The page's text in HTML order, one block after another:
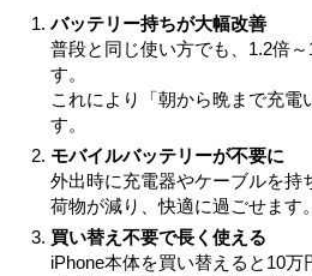
バッテリー持ちが大幅改善
普段と同じ使い方でも、1.2倍
す。
これにより「朝から晩まで充電
す。
モバイルバッテリーが不要に
外出時に充電器やケーブルを持
荷物が減り、快適に過ごせます。
買い替え不要で長く使える
iPhone本体を買い替えると10万